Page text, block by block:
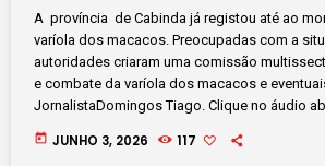
A província de Cabinda já registou até ao
varíola dos macacos. Preocupadas com a
autoridades criaram uma comissão
e combate da varíola dos macacos e
JornalistaDomingos Tiago. Clique no áudio
today JUNHO 3, 2026 117